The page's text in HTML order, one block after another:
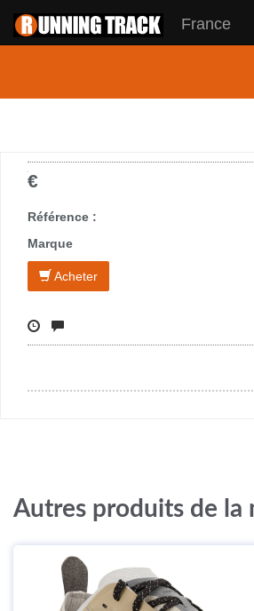
France
€
Référence :
Marque
Acheter
Autres produits de la